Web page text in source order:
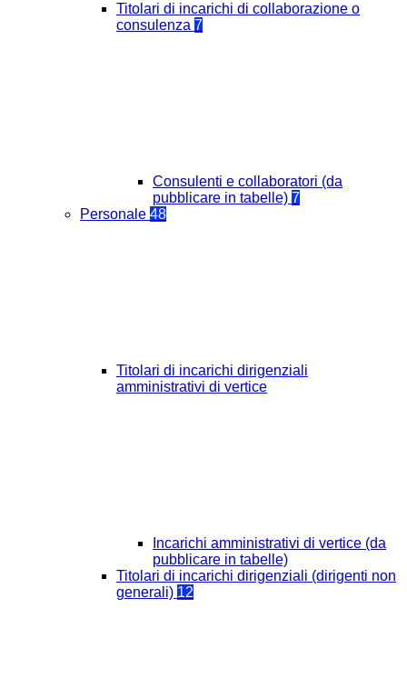
Titolari di incarichi di collaborazione o
consulenza 7
Consulenti e collaboratori (da
pubblicare in tabelle) 7
Personale 48
Titolari di incarichi dirigenziali
amministrativi di vertice
Incarichi amministrativi di vertice (da
pubblicare in tabelle)
Titolari di incarichi dirigenziali (dirigenti non
generali) 12